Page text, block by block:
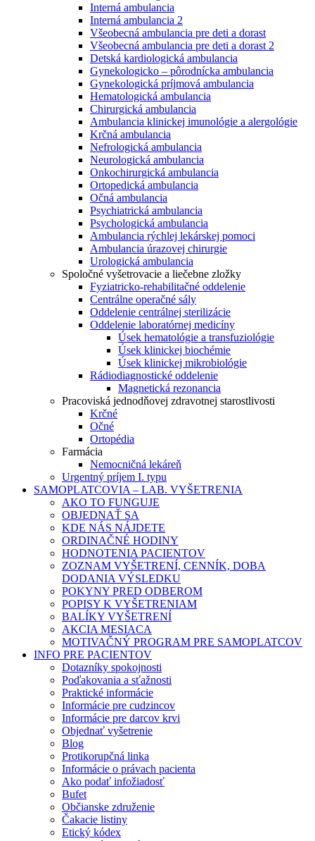
Interná ambulancia
Interná ambulancia 2
Všeobecná ambulancia pre deti a dorast
Všeobecná ambulancia pre deti a dorast 2
Detská kardiologická ambulancia
Gynekologicko – pôrodnícka ambulancia
Gynekologická príjmová ambulancia
Hematologická ambulancia
Chirurgická ambulancia
Ambulancia klinickej imunológie a alergológie
Krčná ambulancia
Nefrologická ambulancia
Neurologická ambulancia
Onkochirurgická ambulancia
Ortopedická ambulancia
Očná ambulancia
Psychiatrická ambulancia
Psychologická ambulancia
Ambulancia rýchlej lekárskej pomoci
Ambulancia úrazovej chirurgie
Urologická ambulancia
Spoločné vyšetrovacie a liečebne zložky
Fyziatricko-rehabilitačné oddelenie
Centrálne operačné sály
Oddelenie centrálnej sterilizácie
Oddelenie laboratórnej medicíny
Úsek hematológie a transfuziológie
Úsek klinickej biochémie
Úsek klinickej mikrobiológie
Rádiodiagnostické oddelenie
Magnetická rezonancia
Pracoviská jednodňovej zdravotnej starostlivosti
Krčné
Očné
Ortopédia
Farmácia
Nemocničná lekáreň
Urgentný príjem I. typu
SAMOPLATCOVIA – LAB. VYŠETRENIA
AKO TO FUNGUJE
OBJEDNAŤ SA
KDE NÁS NÁJDETE
ORDINAČNÉ HODINY
HODNOTENIA PACIENTOV
ZOZNAM VYŠETRENÍ, CENNÍK, DOBA
DODANIA VÝSLEDKU
POKYNY PRED ODBEROM
POPISY K VYŠETRENIAM
BALÍKY VYŠETRENÍ
AKCIA MESIACA
MOTIVAČNÝ PROGRAM PRE SAMOPLATCOV
INFO PRE PACIENTOV
Dotazníky spokojnosti
Poďakovania a sťažnosti
Praktické informácie
Informácie pre cudzincov
Informácie pre darcov krvi
Objednať vyšetrenie
Blog
Protikorupčná linka
Informácie o právach pacienta
Ako podať infožiadosť
Bufet
Občianske združenie
Čakacie listiny
Etický kódex